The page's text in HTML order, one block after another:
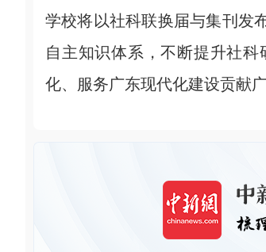
学校将以社科联换届与集刊发
自主知识体系，不断提升社
化、服务广东现代化建设贡献